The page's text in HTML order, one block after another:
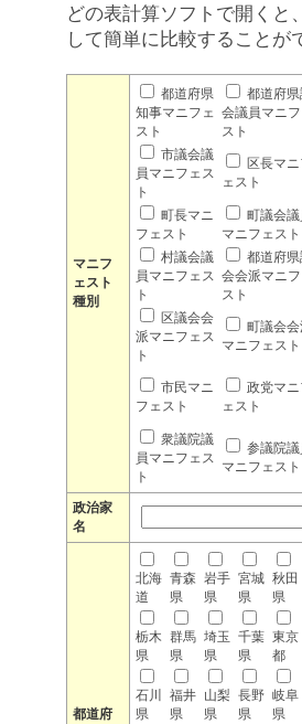
どの表計算ソフトで開くと
して簡単に比較することが
マニフ
ェスト
種別
都道府県
知事マニフェ
スト
都道府
会議員マニ
スト
市議会議
員マニフェス
ト
区長マニ
ェスト
町長マニ
フェスト
町議会議
マニフェスト
村議会議
員マニフェス
ト
都道府
会会派マニ
スト
区議会会
派マニフェス
ト
町議会会
マニフェスト
市民マニ
フェスト
政党マニ
ェスト
衆議院議
員マニフェス
ト
参議院議
マニフェスト
政治家
名
都道府
北海
道
青森
県
岩手
県
宮城
県
秋田
県
栃木
県
群馬
県
埼玉
県
千葉
県
東京
都
石川
県
福井
県
山梨
県
長野
県
岐阜
県